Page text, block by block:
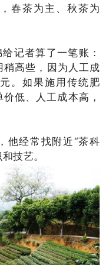
春茶为主、秋茶为
记者算了一笔账：
稍高些，因为人工成
。如果施用传统肥
低、人工成本高，
他经常找附近“茶科
技艺。